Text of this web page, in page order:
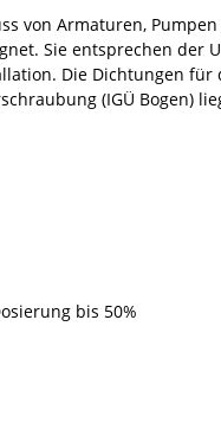
von Armaturen,
Sie entsprechen der
Die Dichtungen für
(IGÜ Bogen)
bis 50%